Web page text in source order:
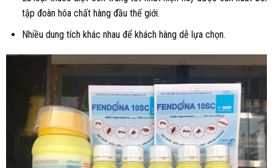
tập đoàn hóa chất hàng đầu thế giới.
Nhiều dung tích khác nhau để khách hàng dễ lựa chọn.